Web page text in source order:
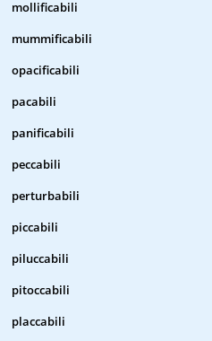
mollificabili
mummificabili
opacificabili
pacabili
panificabili
peccabili
perturbabili
piccabili
piluccabili
pitoccabili
placcabili